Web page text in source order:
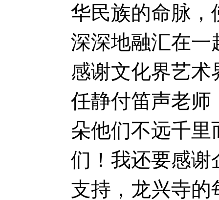
华民族的命脉，
深深地融汇在一
感谢文化界艺
任静付笛声老师
朵他们不远千
们！我还要感谢
支持，龙兴寺